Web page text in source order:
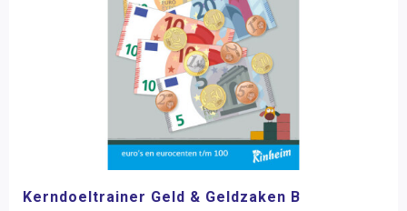
Kerndoeltrainer Geld & Geldzaken B